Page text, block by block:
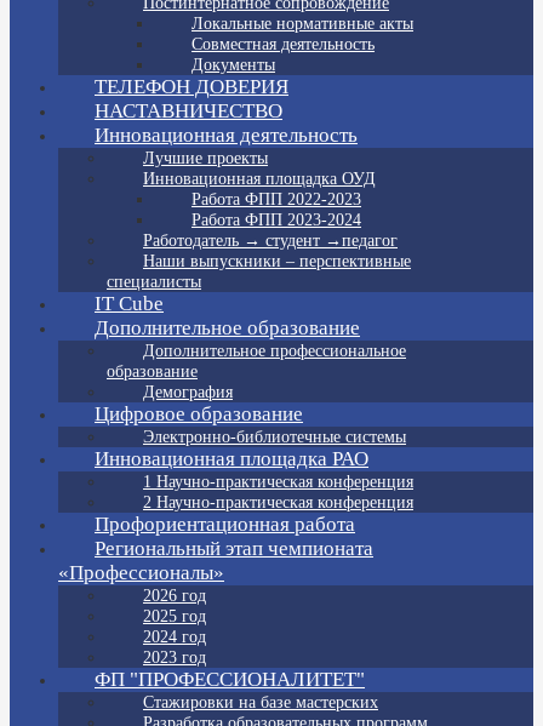
Локальные нормативные акты
Совместная деятельность
Документы
ТЕЛЕФОН ДОВЕРИЯ
НАСТАВНИЧЕСТВО
Инновационная деятельность
Лучшие проекты
Инновационная площадка ОУД
Работа ФПП 2022-2023
Работа ФПП 2023-2024
Работодатель → студент →педагог
Наши выпускники – перспективные
специалисты
IT Cube
Дополнительное образование
Дополнительное профессиональное
образование
Демография
Цифровое образование
Электронно-библиотечные системы
Инновационная площадка РАО
1 Научно-практическая конференция
2 Научно-практическая конференция
Профориентационная работа
Региональный этап чемпионата
«Профессионалы»
2026 год
2025 год
2024 год
2023 год
ФП "ПРОФЕССИОНАЛИТЕТ"
Стажировки на базе мастерских